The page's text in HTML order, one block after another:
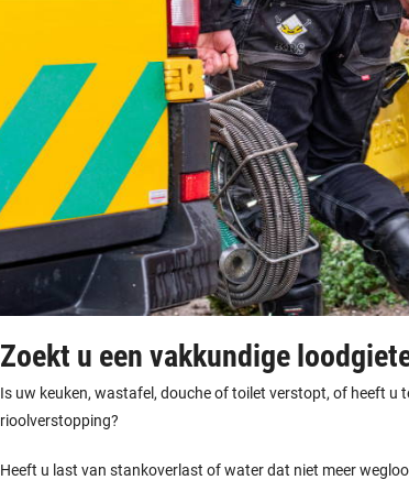
Zoekt u een vakkundige
Is uw keuken, wastafel, douche of toilet verstopt, of heeft u
rioolverstopping?
Heeft u last van stankoverlast of water dat niet meer